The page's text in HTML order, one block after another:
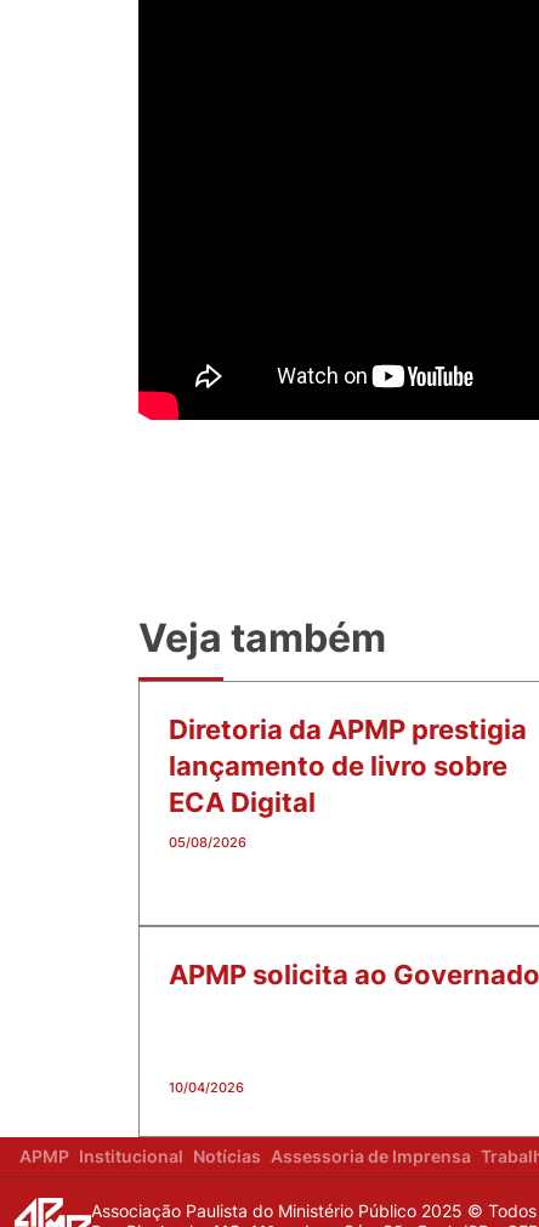
Veja também
Diretoria da APMP prestigia
lançamento de livro sobre
ECA Digital
05/08/2026
APMP solicita ao
10/04/2026
APMP Institucional Notícias Assessoria de Imprensa
Associação Paulista do Ministério Público 2025 ©